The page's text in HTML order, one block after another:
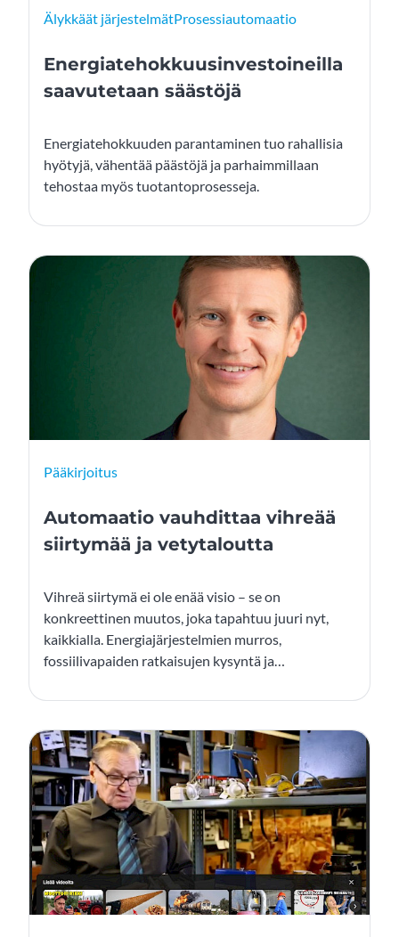
Älykkäät järjestelmätProsessiautomaatio
Energiatehokkuusinvestoineilla
saavutetaan säästöjä
Energiatehokkuuden parantaminen tuo rahallisia
hyötyjä, vähentää päästöjä ja parhaimmillaan
tehostaa myös tuotantoprosesseja.
Pääkirjoitus
Automaatio vauhdittaa vihreää
siirtymää ja vetytaloutta
Vihreä siirtymä ei ole enää visio – se on
konkreettinen muutos, joka tapahtuu juuri nyt,
kaikkialla. Energiajärjestelmien murros,
fossiilivapaiden ratkaisujen kysyntä ja
valtavan tarpeen uudenlaiselle teolliselle
automaatio – ja nyt yhä useammin myös tekoäly.